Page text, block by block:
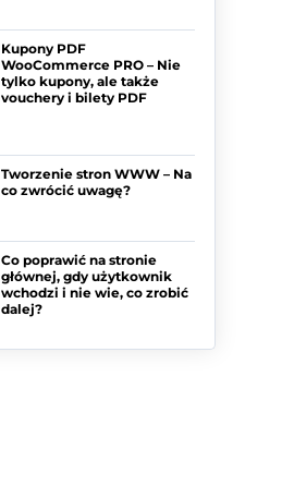
Kupony PDF
WooCommerce PRO – Nie
tylko kupony, ale także
vouchery i bilety PDF
Tworzenie stron WWW – Na
co zwrócić uwagę?
Co poprawić na stronie
głównej, gdy użytkownik
wchodzi i nie wie, co zrobić
dalej?